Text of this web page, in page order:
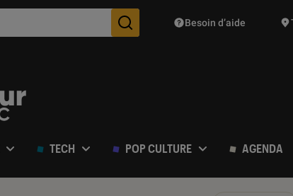
Des suggestions de produits
Besoin d’aide
TECH POP CULTURE AGENDA